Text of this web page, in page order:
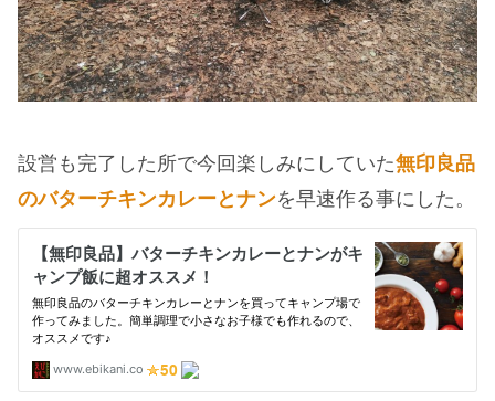
設営も完了した所で今回楽しみにしていた無印良品
のバターチキンカレーとナンを早速作る事にした。